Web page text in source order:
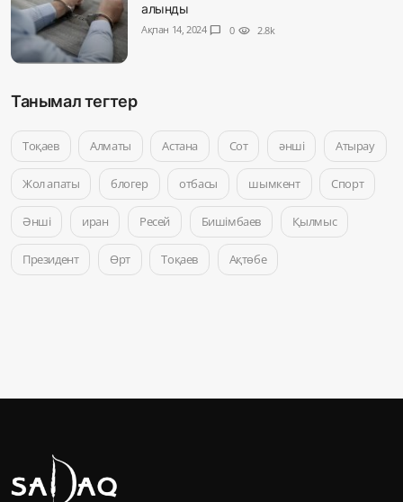
алынды
Ақпан 14, 2024 chat_bubble 0 visibility 2.8k
Танымал тегтер
Тоқаев Алматы Астана Сот әнші Атырау
Жол апаты блогер отбасы шымкент Спорт
Әнші иран Ресей Бишімбаев Қылмыс
Президент Өрт Тоқаев Ақтөбе